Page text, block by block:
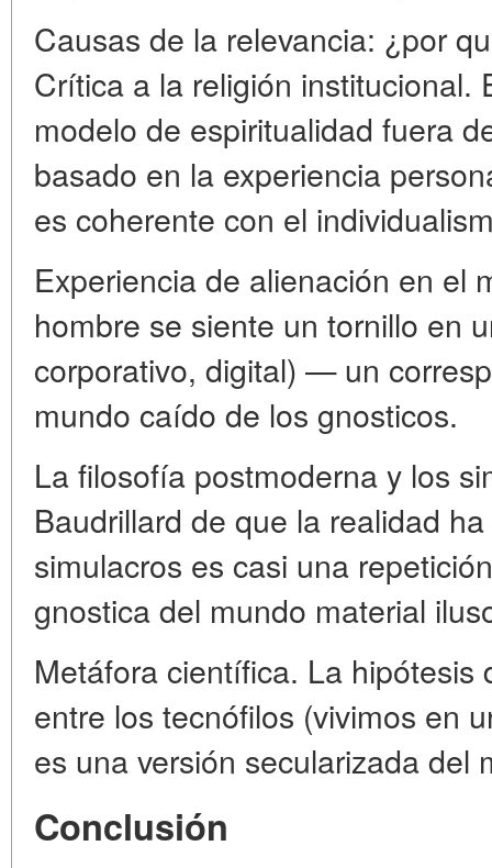
Causas de la relevancia: ¿por
Crítica a la religión institucional.
modelo de espiritualidad fuera
basado en la experiencia
es coherente con el
Experiencia de alienación en el
hombre se siente un tornillo en
corporativo, digital) — un
mundo caído de los gnosticos.
La filosofía postmoderna y los
Baudrillard de que la realidad
simulacros es casi una
gnostica del mundo material
Metáfora científica. La hipótesis
entre los tecnófilos (vivimos en
es una versión secularizada del
Conclusión